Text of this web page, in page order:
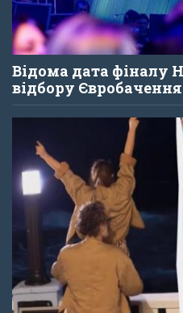
Відома дата фіналу
відбору